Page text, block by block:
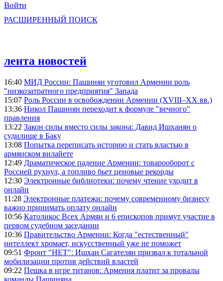
Войти
РАСШИРЕННЫЙ ПОИСК
лента новостей
16:40 МИД России: Пашинян уготовил Армении роль
"низкозатратного предприятия" Запада
15:07 Роль России в освобождении Армении (XVIII–XX вв.)
13:36 Никол Пашинян переходит к формуле "вечного"
правления
13:22 Закон силы вместо силы закона: Давид Ишханян о
судилище в Баку
13:08 Попытка переписать историю и стать властью в
армянском вилайете
12:49 Драматическое падение Армении: товарооборот с
Россией рухнул, а топливо бьет ценовые рекорды
12:30 Электронные библиотеки: почему чтение уходит в
онлайн
11:28 Электронные платежи: почему современному бизнесу
важно принимать оплату онлайн
10:56 Католикос Всех Армян и 6 епископов примут участие в
первом судебном заседании
10:36 Правительство Армении: Когда "естественный"
интеллект хромает, искусственный уже не поможет
09:51 Фронт "НЕТ": Ишхан Сагателян призвал к тотальной
мобилизации против действий властей
09:22 Пешка в игре титанов: Армения платит за провалы
команды Пашиняна